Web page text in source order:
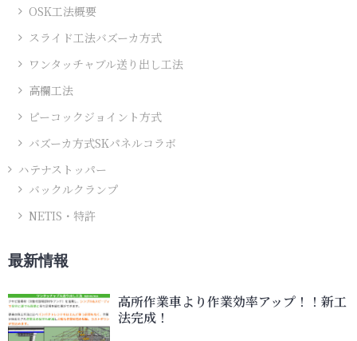
OSK工法概要
スライド工法バズーカ方式
ワンタッチャブル送り出し工法
高欄工法
ピーコックジョイント方式
バズーカ方式SKパネルコラボ
ハテナストッパー
バックルクランプ
NETIS・特許
最新情報
高所作業車より作業効率アップ！！新工
法完成！